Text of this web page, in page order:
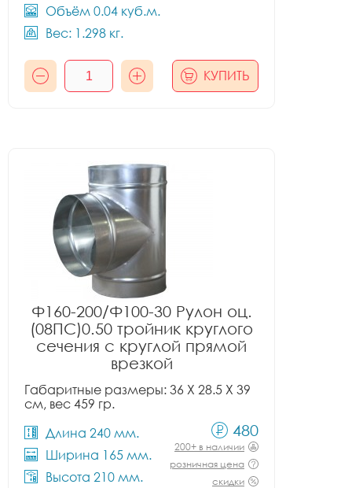
Объём 0.04 куб.м.
Вес: 1.298 кг.
КУПИТЬ
Ф160-200/Ф100-30 Рулон оц.
(08ПС)0.50 тройник круглого
сечения с круглой прямой
врезкой
Габаритные размеры: 36 X 28.5 X 39
см, вес 459 гр.
Длина 240 мм.
Ширина 165 мм.
Высота 210 мм.
480
200+ в наличии
розничная цена
скидки